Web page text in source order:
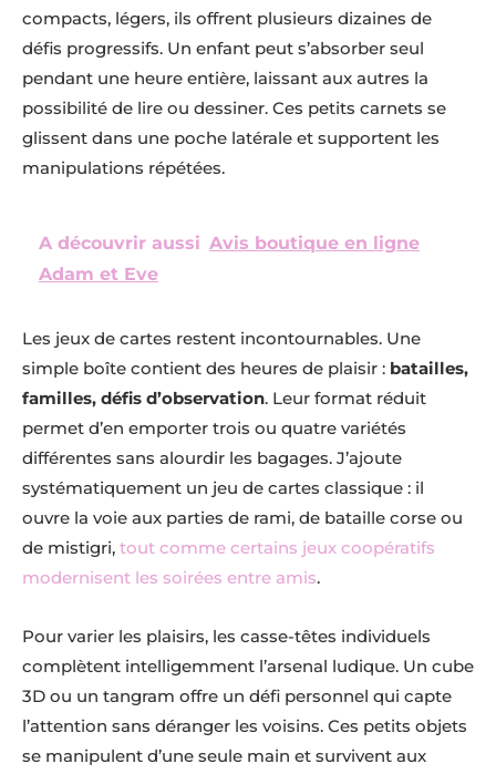
compacts, légers, ils offrent plusieurs dizaines de
défis progressifs. Un enfant peut s’absorber seul
pendant une heure entière, laissant aux autres la
possibilité de lire ou dessiner. Ces petits carnets se
glissent dans une poche latérale et supportent les
manipulations répétées.
A découvrir aussi Avis boutique en ligne
Adam et Eve
Les jeux de cartes restent incontournables. Une
simple boîte contient des heures de plaisir : batailles,
familles, défis d’observation. Leur format réduit
permet d’en emporter trois ou quatre variétés
différentes sans alourdir les bagages. J’ajoute
systématiquement un jeu de cartes classique : il
ouvre la voie aux parties de rami, de bataille corse ou
de mistigri, tout comme certains jeux coopératifs
modernisent les soirées entre amis.
Pour varier les plaisirs, les casse-têtes individuels
complètent intelligemment l’arsenal ludique. Un cube
3D ou un tangram offre un défi personnel qui capte
l’attention sans déranger les voisins. Ces petits objets
se manipulent d’une seule main et survivent aux